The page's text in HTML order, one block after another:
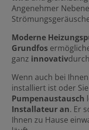
Angenehmer
Moderne
Grundfos
ganz innovativ
Wenn auch bei
installiert ist oder
Pumpenaustausch
Installateur an. Er
Ihnen zu Hause